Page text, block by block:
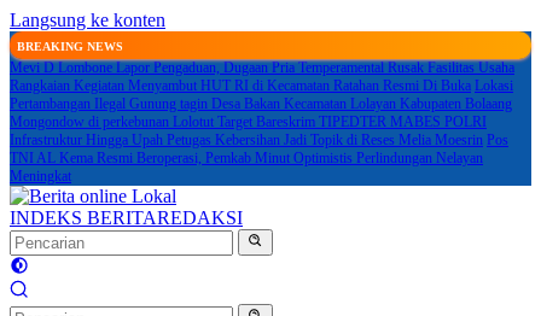
Langsung ke konten
BREAKING NEWS
Mevi D Lombone Lapor Pengaduan, Dugaan Pria Temperamental Rusak Fasilitas Usaha
Rangkaian Kegiatan Menyambut HUT RI di Kecamatan Ratahan Resmi Di Buka Lokasi
Pertambangan Ilegal Gunung tagin Desa Bakan Kecamatan Lolayan Kabupaten Bolaang
Mongondow di perkebunan Lolotut Target Bareskrim TIPEDTER MABES POLRI
Infrastruktur Hingga Upah Petugas Kebersihan Jadi Topik di Reses Melia Moesrin Pos
TNI AL Kema Resmi Beroperasi, Pemkab Minut Optimistis Perlindungan Nelayan
Meningkat
INDEKS BERITAREDAKSI